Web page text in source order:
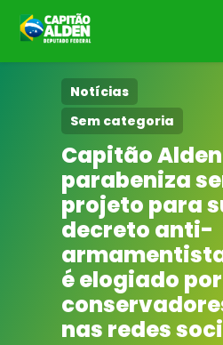
HOME
NOTÍCIAS
BIOGRAFIA
DOWNLOADS
EMENDAS
PROJETOS
Notícias
Sem categoria
Capitão Alden
parabeniza
projeto para
decreto anti-
é elogiado por
nas redes